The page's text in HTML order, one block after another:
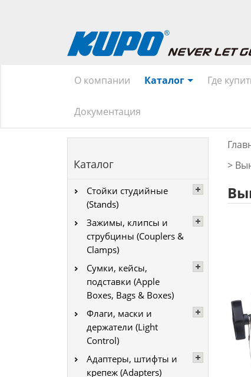
О компании Каталог Где
Документация
Каталог
Стойки студийные
(Stands)
Зажимы, клипсы и
струбцины (Couplers &
Clamps)
Сумки, кейсы,
подставки (Apple
Boxes, Bags & Boxes)
Флаги, маски и
держатели (Light
Control)
Адаптеры, штифты и
крепеж (Adapters)
>